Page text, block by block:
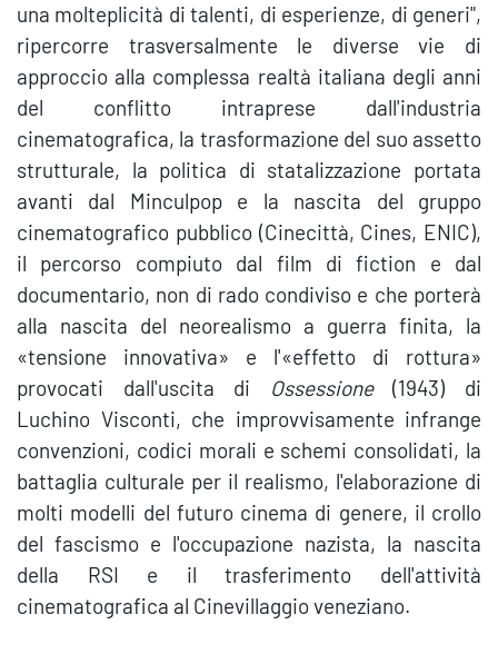
una molteplicità di talenti, di esperienze, di generi",
ripercorre trasversalmente le diverse vie di
approccio alla complessa realtà italiana degli anni
del conflitto intraprese dall'industria
cinematografica, la trasformazione del suo assetto
strutturale, la politica di statalizzazione portata
avanti dal Minculpop e la nascita del gruppo
cinematografico pubblico (Cinecittà, Cines, ENIC),
il percorso compiuto dal film di fiction e dal
documentario, non di rado condiviso e che porterà
alla nascita del neorealismo a guerra finita, la
«tensione innovativa» e l'«effetto di rottura»
provocati dall'uscita di Ossessione(1943) di
Luchino Visconti, che improvvisamente infrange
convenzioni, codici morali e schemi consolidati, la
battaglia culturale per il realismo, l'elaborazione di
molti modelli del futuro cinema di genere, il crollo
del fascismo e l'occupazione nazista, la nascita
della RSI e il trasferimento dell'attività
cinematografica al Cinevillaggio veneziano.